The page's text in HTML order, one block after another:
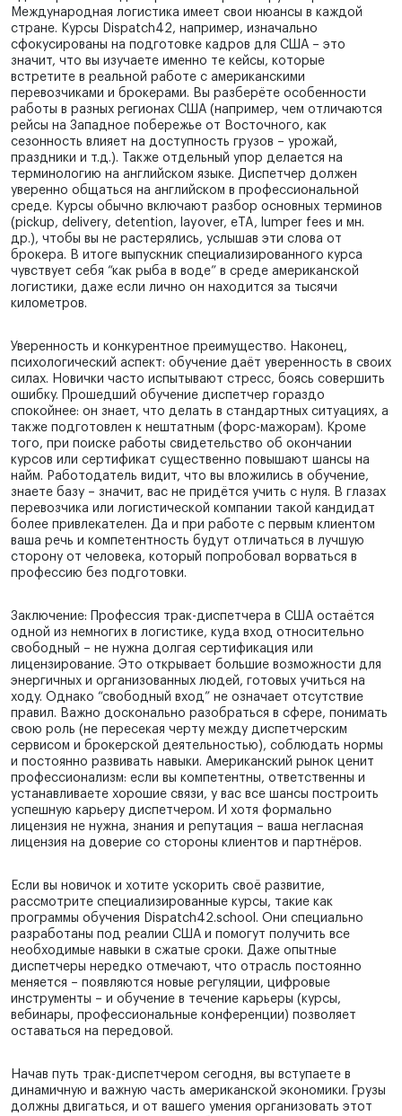
Международная логистика имеет свои нюансы в каждой
стране. Курсы Dispatch42, например, изначально
сфокусированы на подготовке кадров для США – это
значит, что вы изучаете именно те кейсы, которые
встретите в реальной работе с американскими
перевозчиками и брокерами. Вы разберёте особенности
работы в разных регионах США (например, чем отличаются
рейсы на Западное побережье от Восточного, как
сезонность влияет на доступность грузов – урожай,
праздники и т.д.). Также отдельный упор делается на
терминологию на английском языке. Диспетчер должен
уверенно общаться на английском в профессиональной
среде. Курсы обычно включают разбор основных терминов
(pickup, delivery, detention, layover, eTA, lumper fees и мн.
др.), чтобы вы не растерялись, услышав эти слова от
брокера. В итоге выпускник специализированного курса
чувствует себя “как рыба в воде” в среде американской
логистики, даже если лично он находится за тысячи
километров.
Уверенность и конкурентное преимущество. Наконец,
психологический аспект: обучение даёт уверенность в своих
силах. Новички часто испытывают стресс, боясь совершить
ошибку. Прошедший обучение диспетчер гораздо
спокойнее: он знает, что делать в стандартных ситуациях, а
также подготовлен к нештатным (форс-мажорам). Кроме
того, при поиске работы свидетельство об окончании
курсов или сертификат существенно повышают шансы на
найм. Работодатель видит, что вы вложились в обучение,
знаете базу – значит, вас не придётся учить с нуля. В глазах
перевозчика или логистической компании такой кандидат
более привлекателен. Да и при работе с первым клиентом
ваша речь и компетентность будут отличаться в лучшую
сторону от человека, который попробовал ворваться в
профессию без подготовки.
Заключение: Профессия трак-диспетчера в США остаётся
одной из немногих в логистике, куда вход относительно
свободный – не нужна долгая сертификация или
лицензирование. Это открывает большие возможности для
энергичных и организованных людей, готовых учиться на
ходу. Однако “свободный вход” не означает отсутствие
правил. Важно досконально разобраться в сфере, понимать
свою роль (не пересекая черту между диспетчерским
сервисом и брокерской деятельностью), соблюдать нормы
и постоянно развивать навыки. Американский рынок ценит
профессионализм: если вы компетентны, ответственны и
устанавливаете хорошие связи, у вас все шансы построить
успешную карьеру диспетчером. И хотя формально
лицензия не нужна, знания и репутация – ваша негласная
лицензия на доверие со стороны клиентов и партнёров.
Если вы новичок и хотите ускорить своё развитие,
рассмотрите специализированные курсы, такие как
программы обучения Dispatch42.school. Они специально
разработаны под реалии США и помогут получить все
необходимые навыки в сжатые сроки. Даже опытные
диспетчеры нередко отмечают, что отрасль постоянно
меняется – появляются новые регуляции, цифровые
инструменты – и обучение в течение карьеры (курсы,
вебинары, профессиональные конференции) позволяет
оставаться на передовой.
Начав путь трак-диспетчером сегодня, вы вступаете в
динамичную и важную часть американской экономики. Грузы
должны двигаться, и от вашего умения организовать этот